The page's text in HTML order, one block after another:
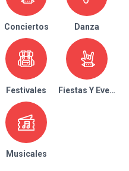
Conciertos Danza
Festivales Fiestas Y Eventos
Musicales